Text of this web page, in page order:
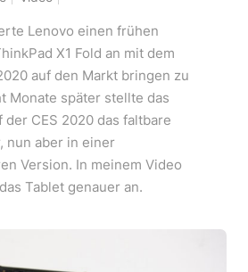
Lenovo einen frühen
X1 Fold an mit dem
auf den Markt bringen zu
Monate später stellte das
CES 2020 das faltbare
nun aber in einer
Version. In meinem Video
Tablet genauer an.